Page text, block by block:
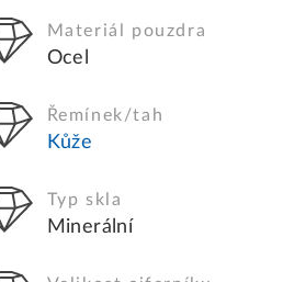
Materiál pouzdra
Ocel
Řemínek/tah
Kůže
Typ skla
Minerální